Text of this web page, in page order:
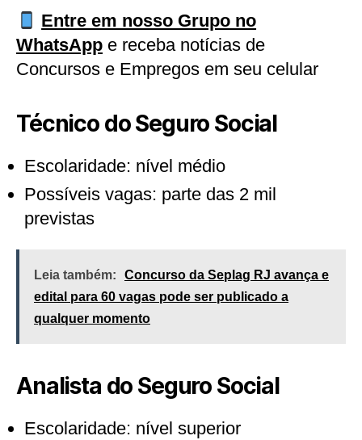
Entre em nosso Grupo no
WhatsApp e receba notícias de
Concursos e Empregos em seu celular
Técnico do Seguro Social
Escolaridade: nível médio
Possíveis vagas: parte das 2 mil
previstas
Leia também:
Concurso da Seplag RJ avança e
edital para 60 vagas pode ser publicado a
qualquer momento
Analista do Seguro Social
Escolaridade: nível superior